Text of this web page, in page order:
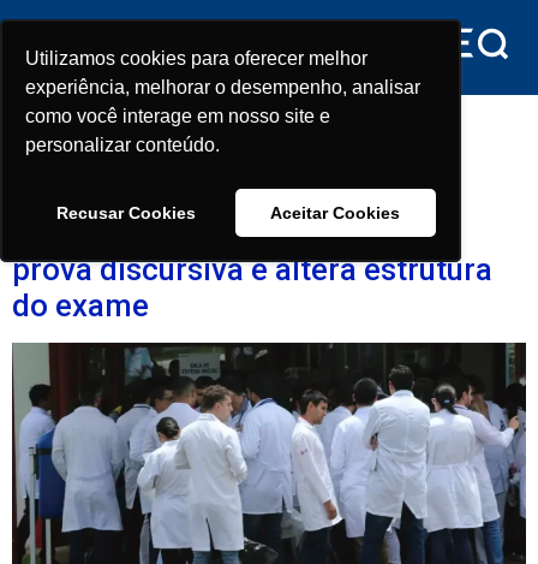
Utilizamos cookies para oferecer melhor
experiência, melhorar o desempenho, analisar
como você interage em nosso site e
personalizar conteúdo.
Recusar Cookies Aceitar Cookies
Utilizamos cookies para oferecer melhor
experiência, melhorar o desempenho, analisar
como você interage em nosso site e
personalizar conteúdo.
Recusar Cookies Aceitar Cookies
conteúdo
Dia:12 de dezembro de
Revalida: Inep oficializa fim da
prova discursiva e altera estrutura
do exame